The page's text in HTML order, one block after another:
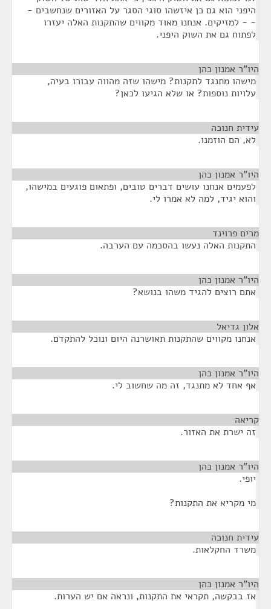
הוא גם כן איזשהו סוגי הסגר על האזורים שנחשבים -
למזיקים. אנחנו מאוד מקווים שהתקנות האלה יעזרו
גם את השוק היפני.
אמנון כהן
מתנגד לתקנות? מישהו שזה מהווה עבורו בעיה,
נוספות? או שלא הגיעו לכאן?
חנוכה¶
הם הוזמנו.
אמנון כהן
אנחנו עושים דברים טובים, ופתאום פוגעים במישהו,
יגיד, למה לא אמרו לי.
פרוינד¶
האלה נעשו בהסכמה עם הערבה.
אמנון כהן
רוצים להגיד משהו בנושא?
גדיאל¶
מקווים שהתקנות תאושרנה היום ונוכל להתקדם.
אמנון כהן
אחד לא מתנגד, זה מה שחשוב לי.
¶
ישרת את האזור.
אמנון כהן
מקריא את התקנות?
חנוכה¶
החקלאות.
אמנון כהן
בבקשה, תקראי את התקנות, ונראה אם יש הערות.